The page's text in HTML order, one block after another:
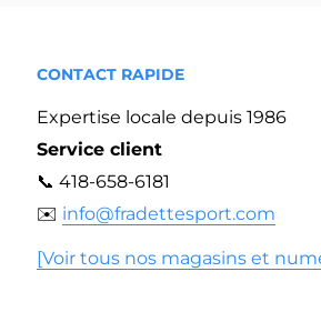
CONTACT RAPIDE
Expertise locale depuis 1986
Service client
📞 418-658-6181
✉️ info@fradettesport.com
[Voir tous nos magasins et